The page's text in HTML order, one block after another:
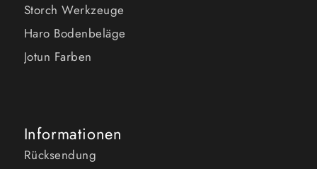
Storch Werkzeuge
Haro Bodenbeläge
Jotun Farben
Informationen
Rücksendung